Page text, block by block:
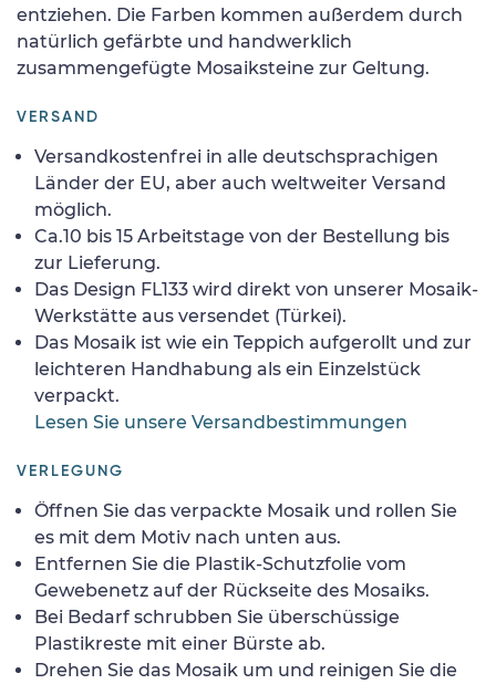
entziehen. Die Farben kommen außerdem durch
natürlich gefärbte und handwerklich
zusammengefügte Mosaiksteine zur Geltung.
VERSAND
Versandkostenfrei in alle deutschsprachigen
Länder der EU, aber auch weltweiter Versand
möglich.
Ca.10 bis 15 Arbeitstage von der Bestellung bis
zur Lieferung.
Das Design FL133 wird direkt von unserer Mosaik-
Werkstätte aus versendet (Türkei).
Das Mosaik ist wie ein Teppich aufgerollt und zur
leichteren Handhabung als ein Einzelstück
verpackt.
Lesen Sie unsere Versandbestimmungen
VERLEGUNG
Öffnen Sie das verpackte Mosaik und rollen Sie
es mit dem Motiv nach unten aus.
Entfernen Sie die Plastik-Schutzfolie vom
Gewebenetz auf der Rückseite des Mosaiks.
Bei Bedarf schrubben Sie überschüssige
Plastikreste mit einer Bürste ab.
Drehen Sie das Mosaik um und reinigen Sie die